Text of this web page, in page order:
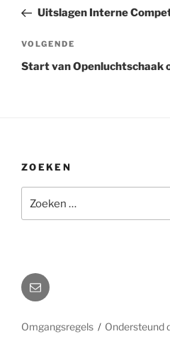
bericht
Uitslagen Interne
Volgend
bericht
VOLGENDE
Start van Openluchtschaak
ZOEKEN
naar:
E-
mail
webmaster
Omgangsregels Ondersteund